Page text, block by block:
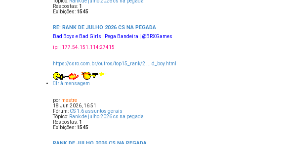
ss
v
n
a
Respostas: 1
Exibições: 1545
RE: RANK DE JULHO 2026 CS NA PEGADA
Bad Boys e Bad Girls | Pega Bandeira | @BRXGames
ip: | 177.54.151.114:27415
https://csro.com.br/outros/top15_rank/2 ... d_boy.html
Ir à mensagem
por mestre
18 Jun 2026, 16:51
Fórum: CS 1.6 assuntos gerais
Tópico: Rank de julho 2026 cs na pegada
Respostas: 1
Exibições: 1545